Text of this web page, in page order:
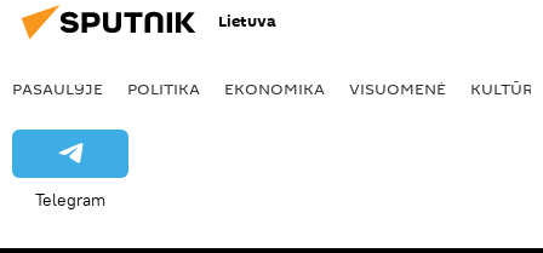
Lietuva
PASAULYJE POLITIKA EKONOMIKA VISUOMENĖ KULTŪRA
Telegram